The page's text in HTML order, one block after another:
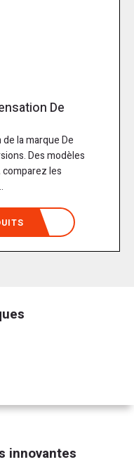
De
la marque De
Des modèles
les
innovantes